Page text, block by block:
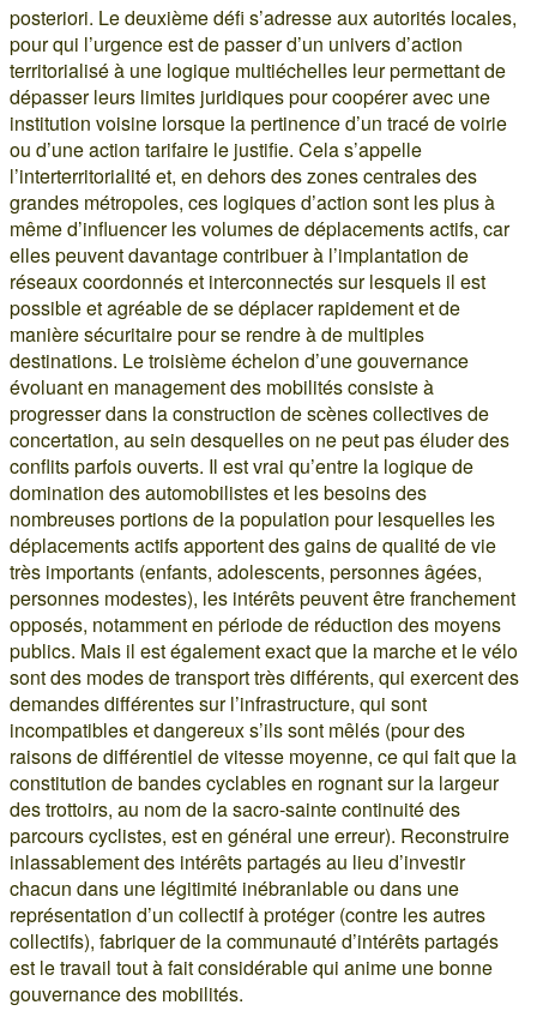
posteriori. Le deuxième défi s’adresse aux autorités locales,
pour qui l’urgence est de passer d’un univers d’action
territorialisé à une logique multiéchelles leur permettant de
dépasser leurs limites juridiques pour coopérer avec une
institution voisine lorsque la pertinence d’un tracé de voirie
ou d’une action tarifaire le justifie. Cela s’appelle
l’interterritorialité et, en dehors des zones centrales des
grandes métropoles, ces logiques d’action sont les plus à
même d’influencer les volumes de déplacements actifs, car
elles peuvent davantage contribuer à l’implantation de
réseaux coordonnés et interconnectés sur lesquels il est
possible et agréable de se déplacer rapidement et de
manière sécuritaire pour se rendre à de multiples
destinations. Le troisième échelon d’une gouvernance
évoluant en management des mobilités consiste à
progresser dans la construction de scènes collectives de
concertation, au sein desquelles on ne peut pas éluder des
conflits parfois ouverts. Il est vrai qu’entre la logique de
domination des automobilistes et les besoins des
nombreuses portions de la population pour lesquelles les
déplacements actifs apportent des gains de qualité de vie
très importants (enfants, adolescents, personnes âgées,
personnes modestes), les intérêts peuvent être franchement
opposés, notamment en période de réduction des moyens
publics. Mais il est également exact que la marche et le vélo
sont des modes de transport très différents, qui exercent des
demandes différentes sur l’infrastructure, qui sont
incompatibles et dangereux s’ils sont mêlés (pour des
raisons de différentiel de vitesse moyenne, ce qui fait que la
constitution de bandes cyclables en rognant sur la largeur
des trottoirs, au nom de la sacro-sainte continuité des
parcours cyclistes, est en général une erreur). Reconstruire
inlassablement des intérêts partagés au lieu d’investir
chacun dans une légitimité inébranlable ou dans une
représentation d’un collectif à protéger (contre les autres
collectifs), fabriquer de la communauté d’intérêts partagés
est le travail tout à fait considérable qui anime une bonne
gouvernance des mobilités.